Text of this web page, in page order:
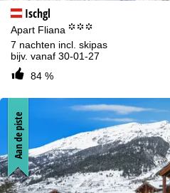
Ischgl
Apart Fliana °°°
7 nachten incl. skipas
bijv. vanaf 30-01-27
84 %
Aan de piste